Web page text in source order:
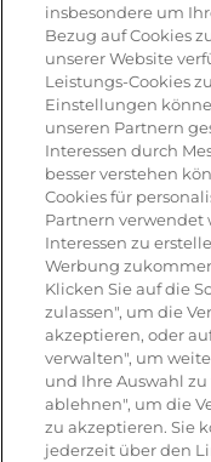
insbesondere um
Bezug auf Cookies
unserer Website
Leistungs-Cookies
Einstellungen
unseren Partnern
Interessen durch
besser verstehen
Cookies für
Partnern verwendet
Interessen zu
Werbung
Klicken Sie auf die
zulassen", um die
akzeptieren, oder
verwalten", um
und Ihre Auswahl zu
ablehnen", um die
zu akzeptieren. Sie
jederzeit über den